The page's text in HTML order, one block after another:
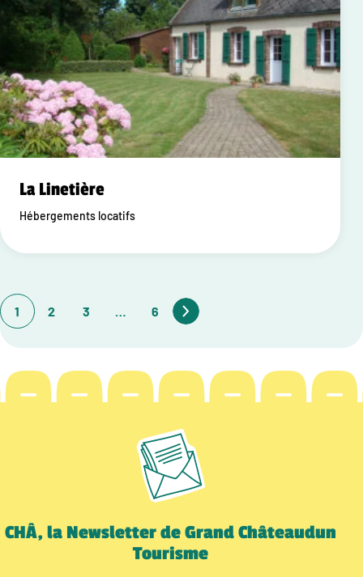
La Linetière
Hébergements locatifs
1 2 3 … 6
CHÂ, la Newsletter de Grand Châteaudun
Tourisme